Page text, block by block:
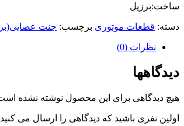
ساخت:برزیل
دسته: قطعات موتوری برچسب: جنت
نظرات (0)
دیدگاهها
هیچ دیدگاهی برای این محصول نوشته نشده
اولین نفری باشید که دیدگاهی را ارسال می